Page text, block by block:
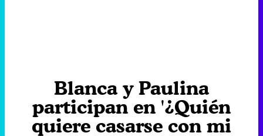
Blanca y Paulina
participan en '¿Quién
quiere casarse con mi